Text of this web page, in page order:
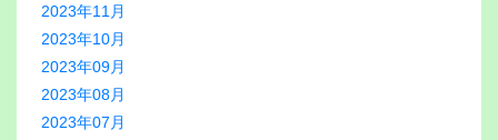
2023年11月
2023年10月
2023年09月
2023年08月
2023年07月